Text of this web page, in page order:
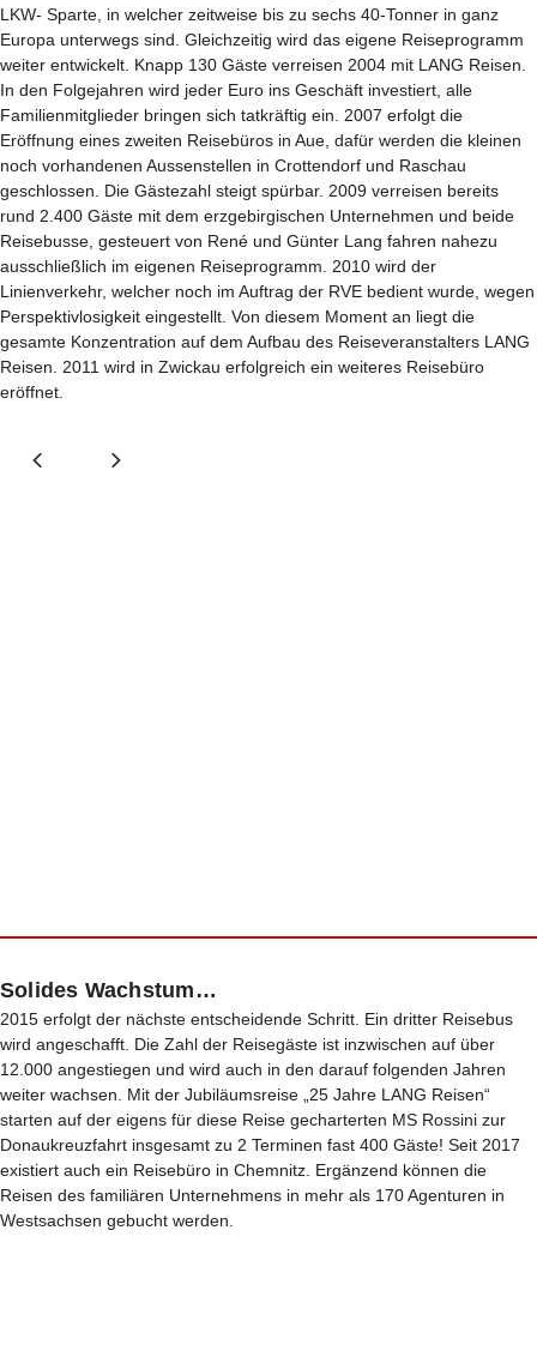
LKW- Sparte, in welcher zeitweise bis zu sechs 40-Tonner in ganz
Europa unterwegs sind. Gleichzeitig wird das eigene Reiseprogramm
weiter entwickelt. Knapp 130 Gäste verreisen 2004 mit LANG Reisen.
In den Folgejahren wird jeder Euro ins Geschäft investiert, alle
Familienmitglieder bringen sich tatkräftig ein. 2007 erfolgt die
Eröffnung eines zweiten Reisebüros in Aue, dafür werden die kleinen
noch vorhandenen Aussenstellen in Crottendorf und Raschau
geschlossen. Die Gästezahl steigt spürbar. 2009 verreisen bereits
rund 2.400 Gäste mit dem erzgebirgischen Unternehmen und beide
Reisebusse, gesteuert von René und Günter Lang fahren nahezu
ausschließlich im eigenen Reiseprogramm. 2010 wird der
Linienverkehr, welcher noch im Auftrag der RVE bedient wurde, wegen
Perspektivlosigkeit eingestellt. Von diesem Moment an liegt die
gesamte Konzentration auf dem Aufbau des Reiseveranstalters LANG
Reisen. 2011 wird in Zwickau erfolgreich ein weiteres Reisebüro
eröffnet.
Solides Wachstum…
2015 erfolgt der nächste entscheidende Schritt. Ein dritter Reisebus
wird angeschafft. Die Zahl der Reisegäste ist inzwischen auf über
12.000 angestiegen und wird auch in den darauf folgenden Jahren
weiter wachsen. Mit der Jubiläumsreise „25 Jahre LANG Reisen“
starten auf der eigens für diese Reise gecharterten MS Rossini zur
Donaukreuzfahrt insgesamt zu 2 Terminen fast 400 Gäste! Seit 2017
existiert auch ein Reisebüro in Chemnitz. Ergänzend können die
Reisen des familiären Unternehmens in mehr als 170 Agenturen in
Westsachsen gebucht werden.